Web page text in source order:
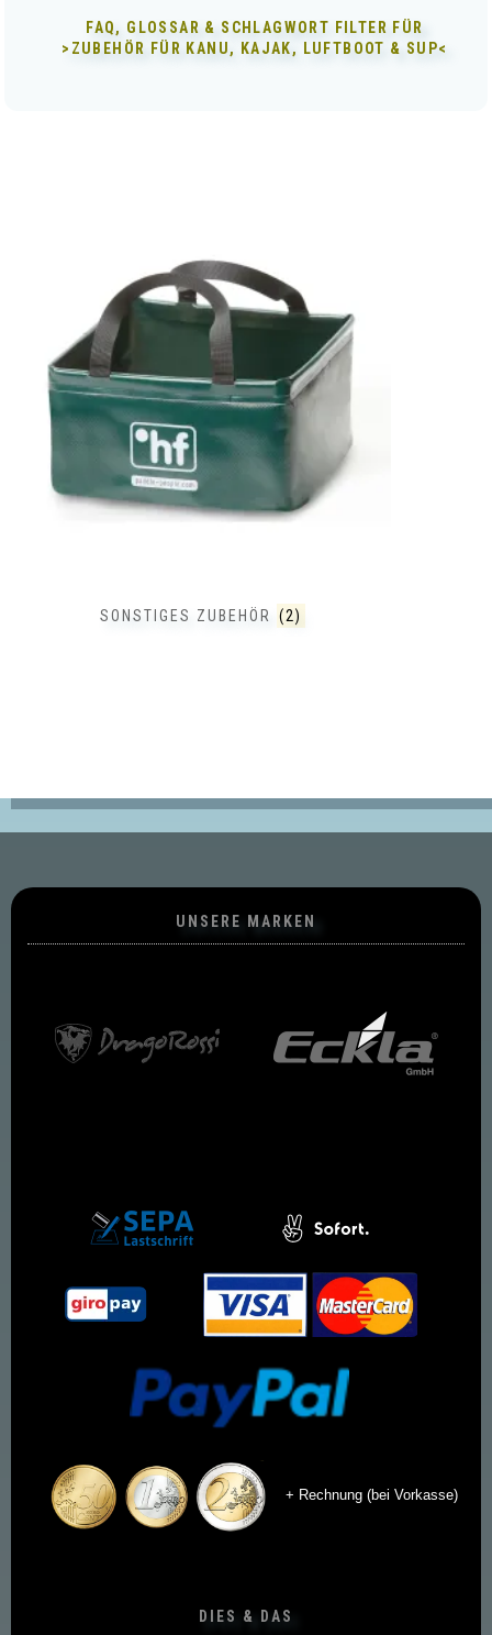
FAQ, GLOSSAR & SCHLAGWORT FILTER FÜR
>ZUBEHÖR FÜR KANU, KAJAK, LUFTBOOT & SUP<
SONSTIGES ZUBEHÖR (2)
UNSERE MARKEN
+ Rechnung (bei Vorkasse)
DIES & DAS